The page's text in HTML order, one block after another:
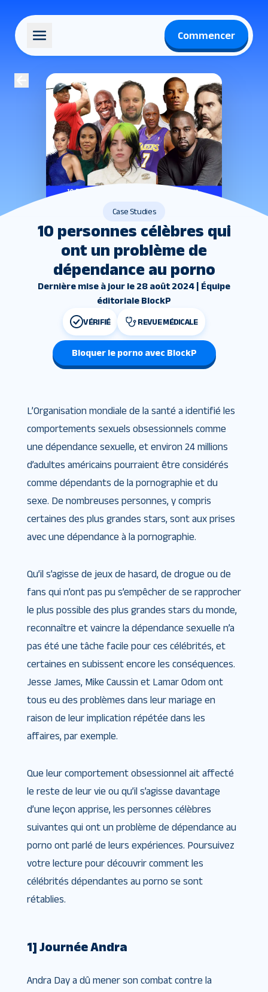
Commencer
Case Studies
10 personnes célèbres qui
ont un problème de
dépendance au porno
Dernière mise à jour le 28 août 2024 | Équipe
éditoriale BlockP
VÉRIFIÉ REVUE MÉDICALE
Bloquer le porno avec BlockP
L’Organisation mondiale de la santé a identifié les
comportements sexuels obsessionnels comme
une dépendance sexuelle, et environ 24 millions
d’adultes américains pourraient être considérés
comme dépendants de la pornographie et du
sexe. De nombreuses personnes, y compris
certaines des plus grandes stars, sont aux prises
avec une dépendance à la pornographie.
Qu’il s’agisse de jeux de hasard, de drogue ou de
fans qui n’ont pas pu s’empêcher de se rapprocher
le plus possible des plus grandes stars du monde,
reconnaître et vaincre la dépendance sexuelle n’a
pas été une tâche facile pour ces célébrités, et
certaines en subissent encore les conséquences.
Jesse James, Mike Caussin et Lamar Odom ont
tous eu des problèmes dans leur mariage en
raison de leur implication répétée dans les
affaires, par exemple.
Que leur comportement obsessionnel ait affecté
le reste de leur vie ou qu’il s’agisse davantage
d’une leçon apprise, les personnes célèbres
suivantes qui ont un problème de dépendance au
porno ont parlé de leurs expériences. Poursuivez
votre lecture pour découvrir comment les
célébrités dépendantes au porno se sont
rétablies.
1] Journée Andra
Andra Day a dû mener son combat contre la